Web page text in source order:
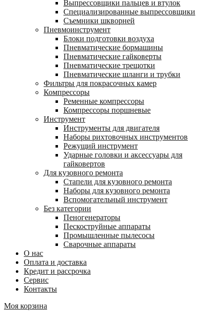
Выпрессовщики пальцев и втулок
Специализированные выпрессовщики
Cъемники шкворней
Пневмоинструмент
Блоки подготовки воздуха
Пневматические бормашины
Пневматические гайковерты
Пневматические трещотки
Пневматические шланги и трубки
Фильтры для покрасочных камер
Компрессоры
Ременные компрессоры
Компрессоры поршневые
Инструмент
Инструменты для двигателя
Наборы рихтовочных инструментов
Режущий инструмент
Ударные головки и аксессуары для
гайковертов
Для кузовного ремонта
Стапели для кузовного ремонта
Наборы для кузовного ремонта
Вспомогательный инструмент
Без категории
Пеногенераторы
Пескоструйные аппараты
Промышленные пылесосы
Сварочные аппараты
О нас
Оплата и доставка
Кредит и рассрочка
Сервис
Контакты
Моя корзина